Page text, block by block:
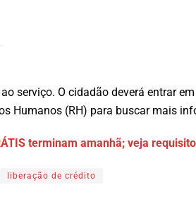
serviço. O cidadão deverá entrar
Humanos (RH) para buscar mais
terminam amanhã; veja
liberação de crédito